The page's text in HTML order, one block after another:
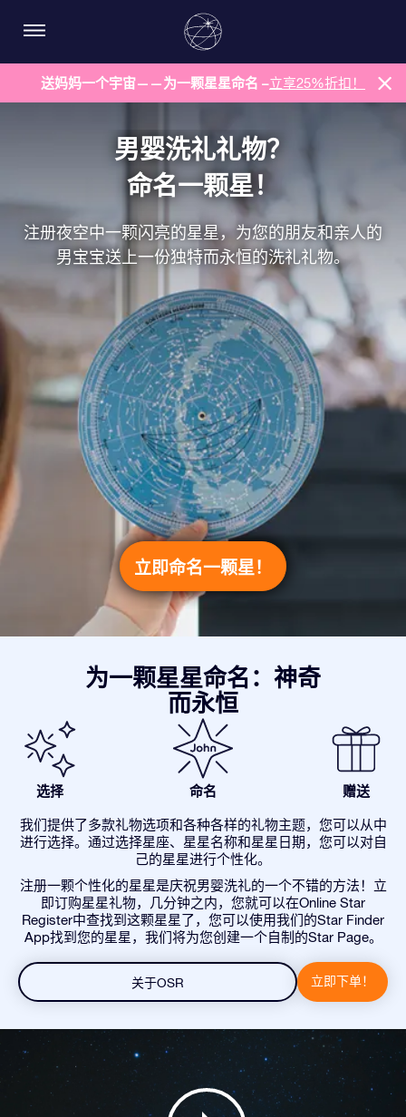
送妈妈一个宇宙——为一颗星星命名 –立享25%折扣！
男婴洗礼礼物？
命名一颗星！
注册夜空中一颗闪亮的星星，为您的朋友和亲人的
男宝宝送上一份独特而永恒的洗礼礼物。
立即命名一颗星！
为一颗星星命名：神奇
而永恒
选择 命名 赠送
我们提供了多款礼物选项和各种各样的礼物主题，您可以从中
进行选择。通过选择星座、星星名称和星星日期，您可以对自
己的星星进行个性化。
注册一颗个性化的星星是庆祝男婴洗礼的一个不错的方法！立
即订购星星礼物，几分钟之内，您就可以在Online Star
Register中查找到这颗星星了，您可以使用我们的Star Finder
App找到您的星星，我们将为您创建一个自制的Star Page。
关于OSR 立即下单！